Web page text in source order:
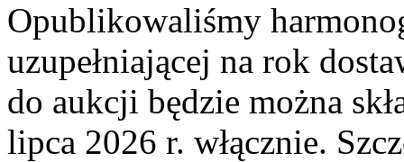
Opublikowaliśmy
uzupełniającej na rok
do aukcji będzie można
lipca 2026 r. włącznie.